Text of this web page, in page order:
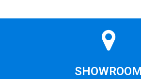
SHOWROOM